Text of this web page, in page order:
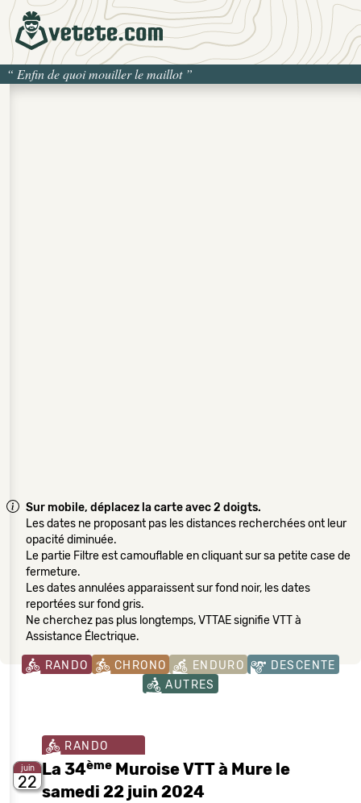
“ Enfin de quoi mouiller le maillot”
Sur mobile, déplacez la carte avec 2 doigts.
Les dates ne proposant pas les distances recherchées ont leur
opacité diminuée.
Le partie Filtre est camouflable en cliquant sur sa petite case de
fermeture.
Les dates annulées apparaissent sur fond noir, les dates
reportées sur fond gris.
Ne cherchez pas plus longtemps, VTTAE signifie VTT à
Assistance Électrique.
RANDO CHRONO ENDURO
DESCENTE
AUTRES
juin
22
RANDO
La 34ème Muroise VTT à Mure le
samedi 22 juin 2024